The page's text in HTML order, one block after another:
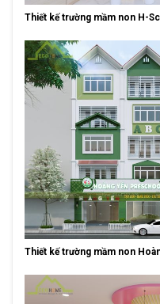
Thiết kế trường mầm non H-
Thiết kế trường mầm non